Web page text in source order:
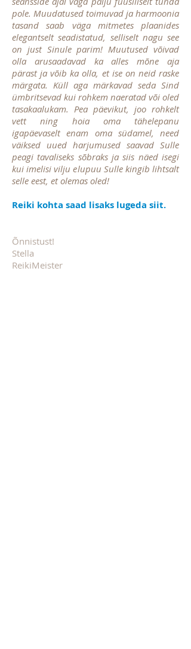
pole. Muudatused toimuvad ja harmoonia
tasand saab väga mitmetes plaanides
elegantselt seadistatud, selliselt nagu see
on just Sinule parim! Muutused võivad
olla arusaadavad ka alles mõne aja
pärast ja võib ka olla, et ise on neid raske
märgata. Küll aga märkavad seda Sind
ümbritsevad kui rohkem naeratad või oled
tasakaalukam. Pea päevikut, joo rohkelt
vett ning hoia oma tähelepanu
igapäevaselt enam oma südamel, need
väiksed uued harjumused saavad Sulle
peagi tavaliseks sõbraks ja siis näed isegi
kui imelisi vilju elupuu Sulle kingib lihtsalt
selle eest, et olemas oled!
Reiki kohta saad lisaks lugeda siit.
Õnnistust!
Stella
ReikiMeister